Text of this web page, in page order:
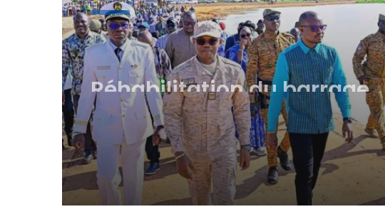
Société
il y a 6 jours
Réhabilitation du barrage
de Kokologho: le
gouvernement renforce les
bases de la souveraineté
alimentaire